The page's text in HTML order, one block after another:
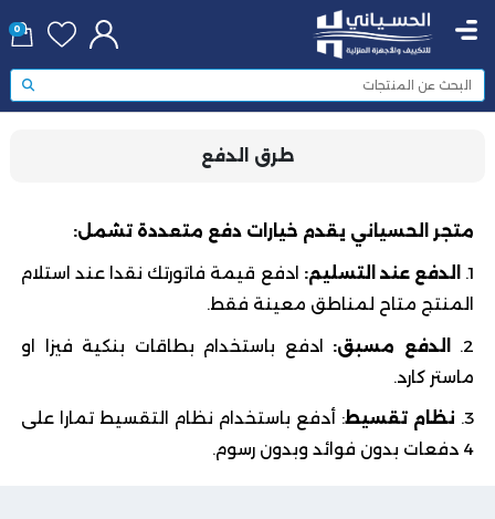
0
طرق الدفع
متجر الحسياني يقدم خيارات دفع متعددة تشمل:
1.
الدفع عند التسليم: ادفع قيمة فاتورتك نقدا عند استلام
المنتج متاح لمناطق معينة فقط.
2.
الدفع مسبق: ادفع باستخدام بطاقات بنكية فيزا او
ماستر كارد.
3. نظام تقسيط: أدفع باستخدام نظام التقسيط تمارا على
4 دفعات بدون فوائد وبدون رسوم.